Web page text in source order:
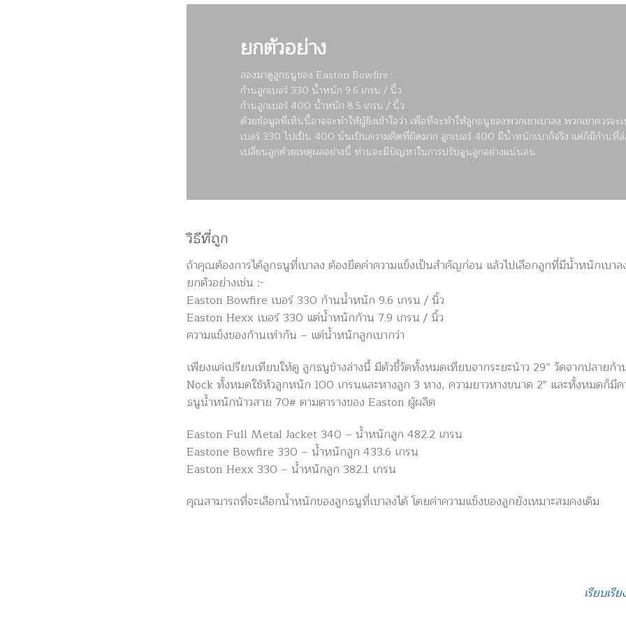
ยกตัวอย่าง
ลองมาดูลูกธนูของ Easton Bowfire :
ก้านลูกเบอร์ 330 น้ำหนัก 9.6 เกรน / นิ้ว
ก้านลูกเบอร์ 400 น้ำหนัก 8.5 เกรน / นิ้ว
ด้วยข้อมูลที่เห็นนี้อาจจะทำให้ผู้ยิงเข้าใจว่า เพื่อที่จะทำให้ลูกธนูของพวกเขาเบาลง พวกเขาควรจ
เบอร์ 330 ไปเป็น 400 นั่นเป็นความคิดที่ผิดมาก ลูกเบอร์ 400 มีน้ำหนักเบาก็จริง แต่ก็มีก้านที่อ่
เปลี่ยนลูกด้วยเหตุผลอย่างนี้ ท่านจะมีปัญหาในการปรับจูนลูกอย่างแน่นอน
วิธีที่ถูก
ถ้าคุณต้องการได้ลูกธนูที่เบาลง ต้องยึดค่าความแข็งเป็นสำคัญก่อน แล้วไปเลือกลูกที่มีน้ำหนักเบาล
ยกตัวอย่างเช่น :-
Easton Bowfire เบอร์ 330 ก้านน้ำหนัก 9.6 เกรน / นิ้ว
Easton Hexx เบอร์ 330 แต่น้ำหนักก้าน 7.9 เกรน / นิ้ว
ความแข็งของก้านเท่ากัน – แต่น้ำหนักลูกเบากว่า
เพียงแค่เปรียบเทียบให้ดู ลูกธนูข้างล่างนี้ มีตัวชี้วัดทั้งหมดเทียบจากระยะน้าว 29” วัดจากปลายก้า
Nock ทั้งหมดใช้หัวลูกหนัก 100 เกรนและหางลูก 3 หาง, ความยาวหางขนาด 2″ และทั้งหมดก็มี
ธนูน้ำหนักน้าวสาย 70# ตามตารางของ Easton ผู้ผลิต
Easton Full Metal Jacket 340 – น้ำหนักลูก 482.2 เกรน
Eastone Bowfire 330 – น้ำหนักลูก 433.6 เกรน
Easton Hexx 330 – น้ำหนักลูก 382.1 เกรน
คุณสามารถที่จะเลือกน้ำหนักของลูกธนูที่เบาลงได้ โดยค่าความแข็งของลูกยังเหมาะสมคงเดิม
เรียบเรี